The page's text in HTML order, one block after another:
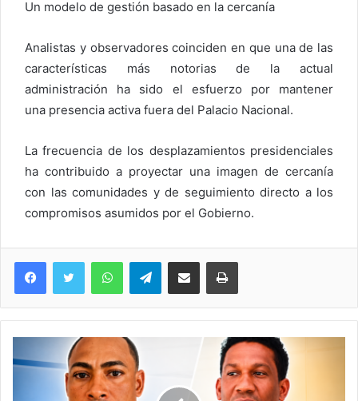
Un modelo de gestión basado en la cercanía
Analistas y observadores coinciden en que una de las
características más notorias de la actual
administración ha sido el esfuerzo por mantener
una presencia activa fuera del Palacio Nacional.
La frecuencia de los desplazamientos presidenciales
ha contribuido a proyectar una imagen de cercanía
con las comunidades y de seguimiento directo a los
compromisos asumidos por el Gobierno.
WhatsAppTelegramCompartir via Email Imprimi